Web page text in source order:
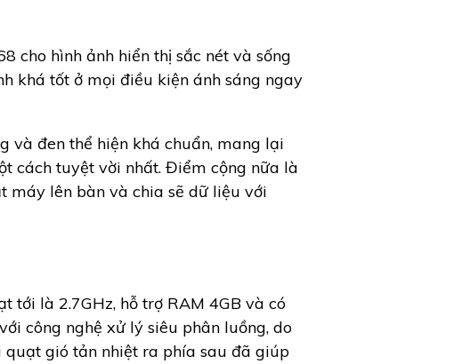
cho hình ảnh hiển thị sắc nét và sống
khá tốt ở mọi điều kiện ánh sáng ngay
và đen thể hiện khá chuẩn, mang lại
cách tuyệt vời nhất. Điểm cộng nữa là
máy lên bàn và chia sẽ dữ liệu với
tới là 2.7GHz, hỗ trợ RAM 4GB và có
công nghệ xử lý siêu phân luồng, do
gió tản nhiệt ra phía sau đã giúp